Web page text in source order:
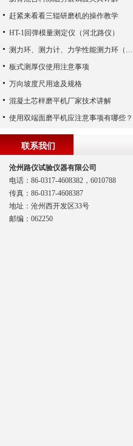
赶紧来看看三辊研磨机的操作教学
HT-1回弹模量测定仪（河北路仪）
测力环、测力计、力学性能测力环（河北路仪）
板式测厚仪使用注意事项
万向坡度尺用途及规格
混凝土芯样磨平机厂家技术讲解
使用双端面磨平机应注意事项有哪些？
联系我们
沧州路仪试验仪器有限公司
电话：86-0317-4608382，6010788
传真：86-0317-4608387
地址：沧州西开发区33号
邮编：062250